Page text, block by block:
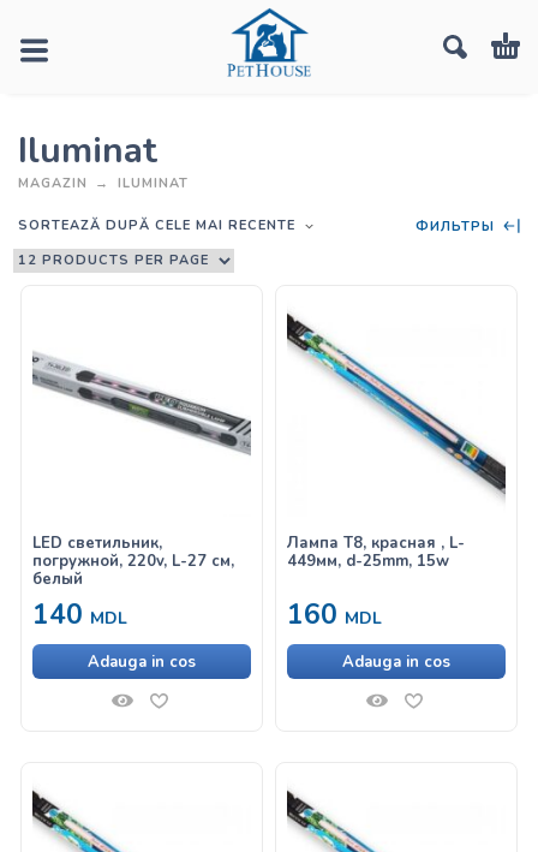
Iluminat
MAGAZIN ILUMINAT
SORTEAZĂ DUPĂ CELE MAI RECENTE ФИЛЬТРЫ
LED светильник,
погружной, 220v, L-27 см,
белый
140 MDL
Adauga in cos
Лампа T8, красная , L-
449мм, d-25mm, 15w
160 MDL
Adauga in cos